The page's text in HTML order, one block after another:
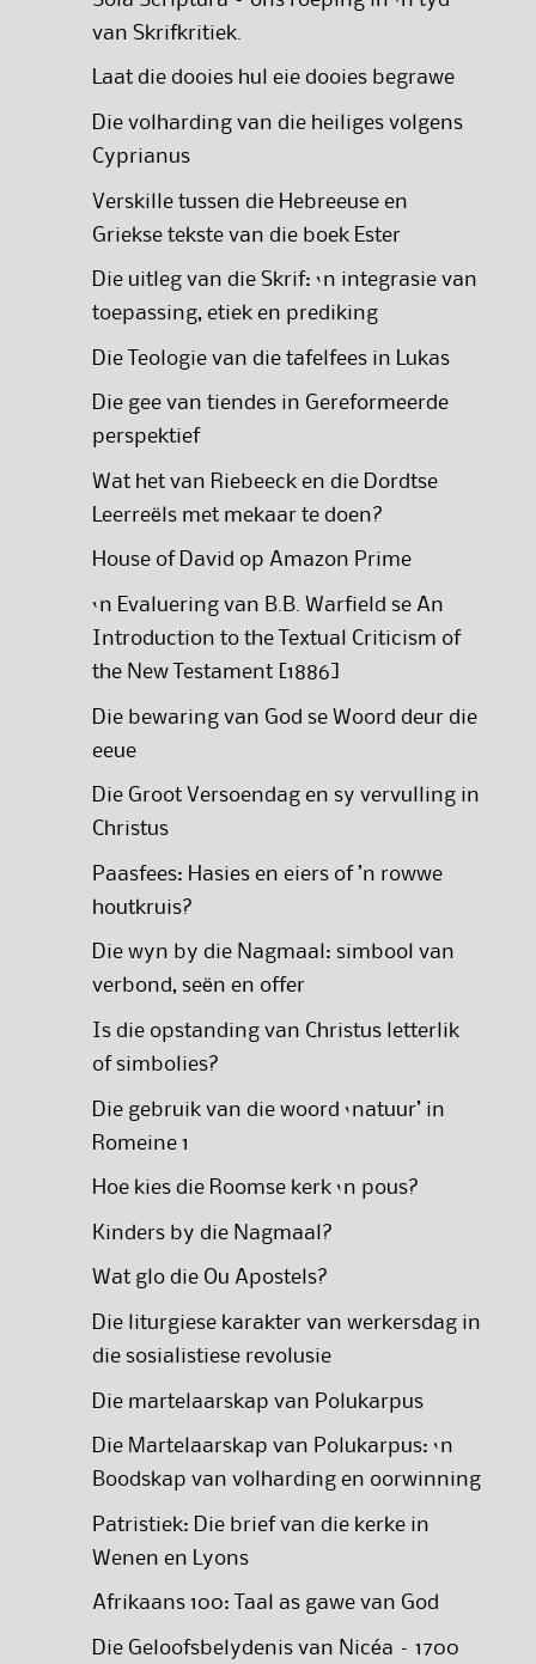
van Skrifkritiek.
Laat die dooies hul eie dooies begrawe
Die volharding van die heiliges volgens
Cyprianus
Verskille tussen die Hebreeuse en
Griekse tekste van die boek Ester
Die uitleg van die Skrif: ‘n integrasie van
toepassing, etiek en prediking
Die Teologie van die tafelfees in Lukas
Die gee van tiendes in Gereformeerde
perspektief
Wat het van Riebeeck en die Dordtse
Leerreëls met mekaar te doen?
House of David op Amazon Prime
‘n Evaluering van B.B. Warfield se An
Introduction to the Textual Criticism of
the New Testament [1886]
Die bewaring van God se Woord deur die
eeue
Die Groot Versoendag en sy vervulling in
Christus
Paasfees: Hasies en eiers of ’n rowwe
houtkruis?
Die wyn by die Nagmaal: simbool van
verbond, seën en offer
Is die opstanding van Christus letterlik
of simbolies?
Die gebruik van die woord ‘natuur’ in
Romeine 1
Hoe kies die Roomse kerk ‘n pous?
Kinders by die Nagmaal?
Wat glo die Ou Apostels?
Die liturgiese karakter van werkersdag in
die sosialistiese revolusie
Die martelaarskap van Polukarpus
Die Martelaarskap van Polukarpus: ‘n
Boodskap van volharding en oorwinning
Patristiek: Die brief van die kerke in
Wenen en Lyons
Afrikaans 100: Taal as gawe van God
Die Geloofsbelydenis van Nicéa – 1700